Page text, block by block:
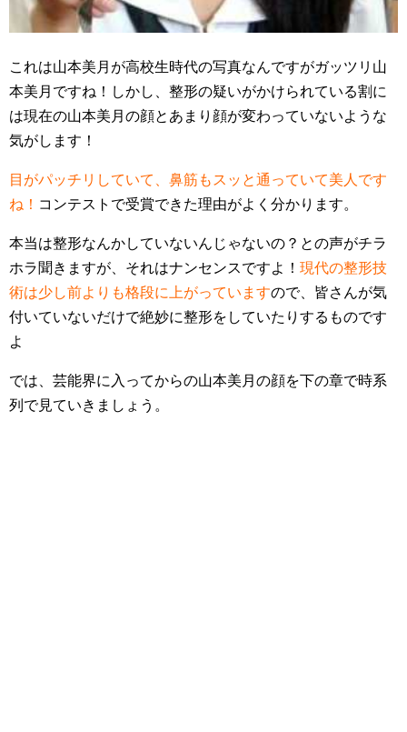
これは山本美月が高校生時代の写真なんですがガッツリ山
本美月ですね！しかし、整形の疑いがかけられている割に
は現在の山本美月の顔とあまり顔が変わっていないような
気がします！
目がパッチリしていて、鼻筋もスッと通っていて美人です
ね！ コンテストで受賞できた理由がよく分かります。
本当は整形なんかしていないんじゃないの？との声がチラ
ホラ聞きますが、それはナンセンスですよ！ 現代の整形技
術は少し前よりも格段に上がっていますので、皆さんが気
付いていないだけで絶妙に整形をしていたりするものです
よ
では、芸能界に入ってからの山本美月の顔を下の章で時系
列で見ていきましょう。